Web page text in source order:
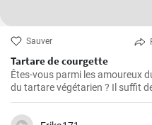
Sauver
Tartare de courgette
Êtes-vous parmi les amoureux
du tartare végétarien ? Il suffit
excellent pain grillé et voilà un